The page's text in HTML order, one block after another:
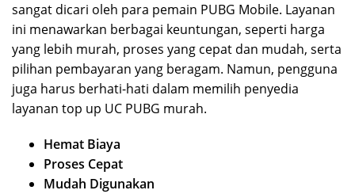
sangat dicari oleh para pemain PUBG Mobile. Layanan
ini menawarkan berbagai keuntungan, seperti harga
yang lebih murah, proses yang cepat dan mudah, serta
pilihan pembayaran yang beragam. Namun, pengguna
juga harus berhati-hati dalam memilih penyedia
layanan top up UC PUBG murah.
Hemat Biaya
Proses Cepat
Mudah Digunakan